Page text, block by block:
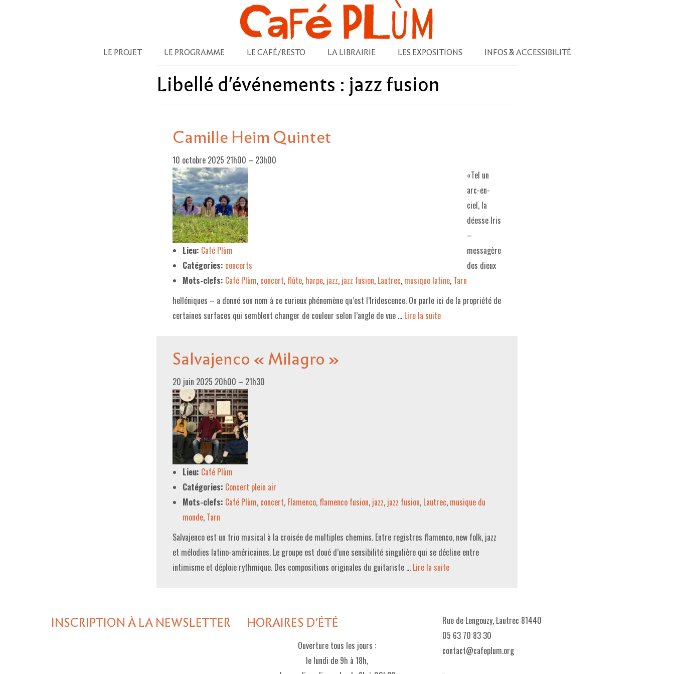
LE PROJET LE PROGRAMME LE CAFÉ/RESTO LA LIBRAIRIE LES EXPOSITIONS INFOS & ACCESSIBILITÉ
Libellé d'événements : jazz fusion
Camille Heim Quintet
10 octobre 2025 21h00 – 23h00
Lieu: Café Plùm
Catégories: concerts
Mots-clefs: Café Plùm, concert, flûte, harpe, jazz, jazz fusion, Lautrec, musique latine, Tarn
«Tel un
arc-en-
ciel, la
déesse Iris
–
messagère
des dieux
helléniques – a donné son nom à ce curieux phénomène qu’est l’Iridescence. On parle ici de la propriété de
certaines surfaces qui semblent changer de couleur selon l’angle de vue … Lire la suite­­
Salvajenco « Milagro »
20 juin 2025 20h00 – 21h30
Lieu: Café Plùm
Catégories: Concert plein air
Mots-clefs: Café Plùm, concert, Flamenco, flamenco fusion, jazz, jazz fusion, Lautrec, musique du
monde, Tarn
Salvajenco est un trio musical à la croisée de multiples chemins. Entre registres flamenco, new folk, jazz
et mélodies latino-américaines. Le groupe est doué d’une sensibilité singulière qui se décline entre
intimisme et déploie rythmique. Des compositions originales du guitariste … Lire la suite­­
INSCRIPTION À LA NEWSLETTER HORAIRES D'ÉTÉ
Ouverture tous les jours :
le lundi de 9h à 18h,
Rue de Lengouzy, Lautrec 81440
05 63 70 83 30
contact@cafeplum.org